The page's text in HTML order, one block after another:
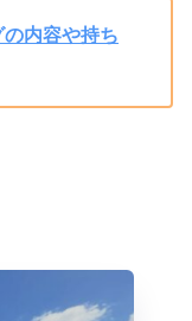
内容や持ち